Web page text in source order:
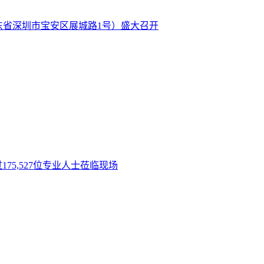
深圳市宝安区展城路1号）盛大召开
位专业人士莅临现场